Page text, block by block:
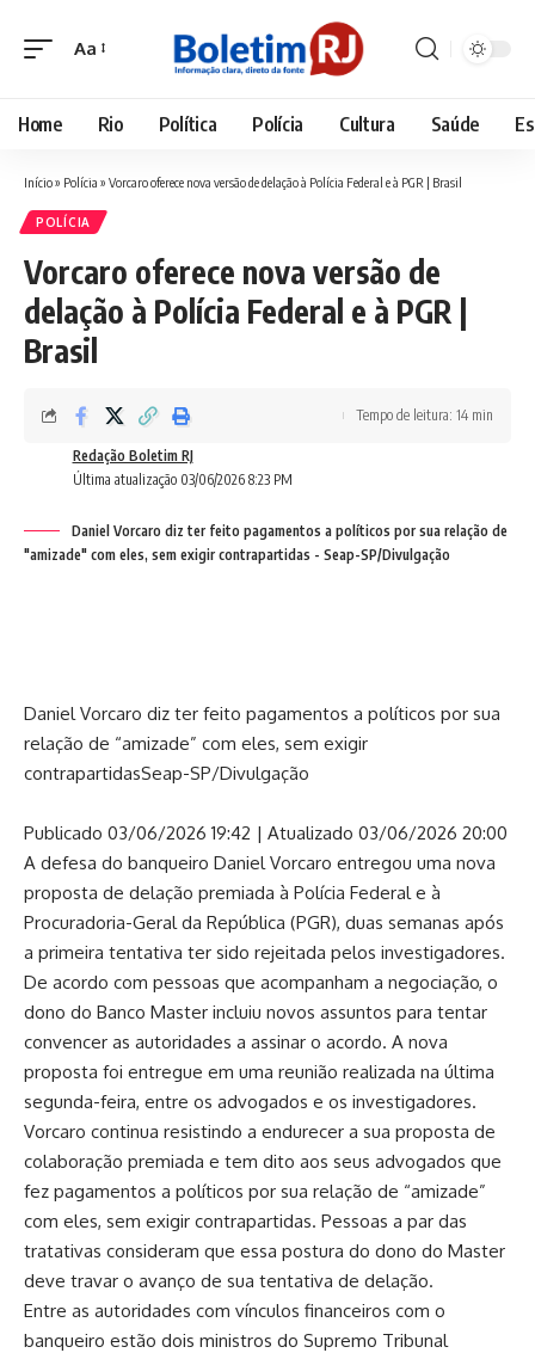
Font
Aa
Home Rio Política Polícia Cultura Saúde
Início» Polícia » Vorcaro oferece nova versão de delação à Polícia Federal e à PGR | Brasil
POLÍCIA
Vorcaro oferece nova versão de
delação à Polícia Federal e à PGR |
Brasil
Última atualização 03/06/2026 8:23 PM
Redação Boletim RJ
Tempo de leitura: 14 min
Daniel Vorcaro diz ter feito pagamentos a políticos por sua relação de
"amizade" com eles, sem exigir contrapartidas - Seap-SP/Divulgação
Daniel Vorcaro diz ter feito pagamentos a políticos por sua
relação de “amizade” com eles, sem exigir
contrapartidasSeap-SP/Divulgação
Publicado 03/06/2026 19:42 | Atualizado 03/06/2026 20:00
A defesa do banqueiro Daniel Vorcaro entregou uma nova
proposta de delação premiada à Polícia Federal e à
Procuradoria-Geral da República (PGR), duas semanas após
a primeira tentativa ter sido rejeitada pelos investigadores.
De acordo com pessoas que acompanham a negociação, o
dono do Banco Master incluiu novos assuntos para tentar
convencer as autoridades a assinar o acordo. A nova
proposta foi entregue em uma reunião realizada na última
segunda-feira, entre os advogados e os investigadores.
Vorcaro continua resistindo a endurecer a sua proposta de
colaboração premiada e tem dito aos seus advogados que
fez pagamentos a políticos por sua relação de “amizade”
com eles, sem exigir contrapartidas. Pessoas a par das
tratativas consideram que essa postura do dono do Master
deve travar o avanço de sua tentativa de delação.
Entre as autoridades com vínculos financeiros com o
banqueiro estão dois ministros do Supremo Tribunal